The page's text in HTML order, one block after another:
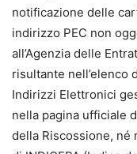
notificazione delle
indirizzo PEC non
all’Agenzia delle
risultante nell’elenco
Indirizzi Elettronici
nella pagina ufficiale
della Riscossione, né